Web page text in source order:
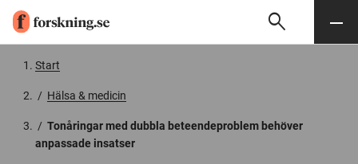
Söksearch Meny
Start
/ Hälsa & medicin
/ Tonåringar med dubbla beteendeproblem behöver
anpassade insatser